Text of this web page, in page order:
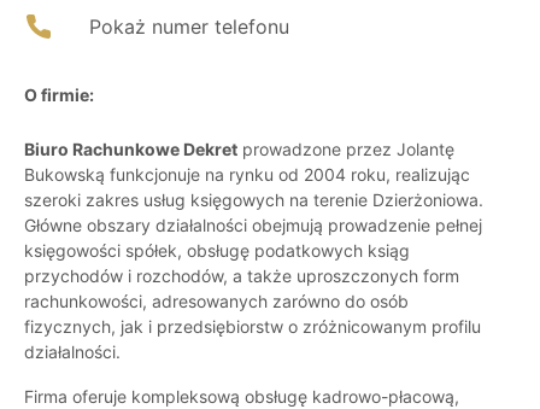
Pokaż numer telefonu
O firmie:
Biuro Rachunkowe Dekret prowadzone przez Jolantę
Bukowską funkcjonuje na rynku od 2004 roku, realizując
szeroki zakres usług księgowych na terenie Dzierżoniowa.
Główne obszary działalności obejmują prowadzenie pełnej
księgowości spółek, obsługę podatkowych ksiąg
przychodów i rozchodów, a także uproszczonych form
rachunkowości, adresowanych zarówno do osób
fizycznych, jak i przedsiębiorstw o zróżnicowanym profilu
działalności.
Firma oferuje kompleksową obsługę kadrowo-płacową,